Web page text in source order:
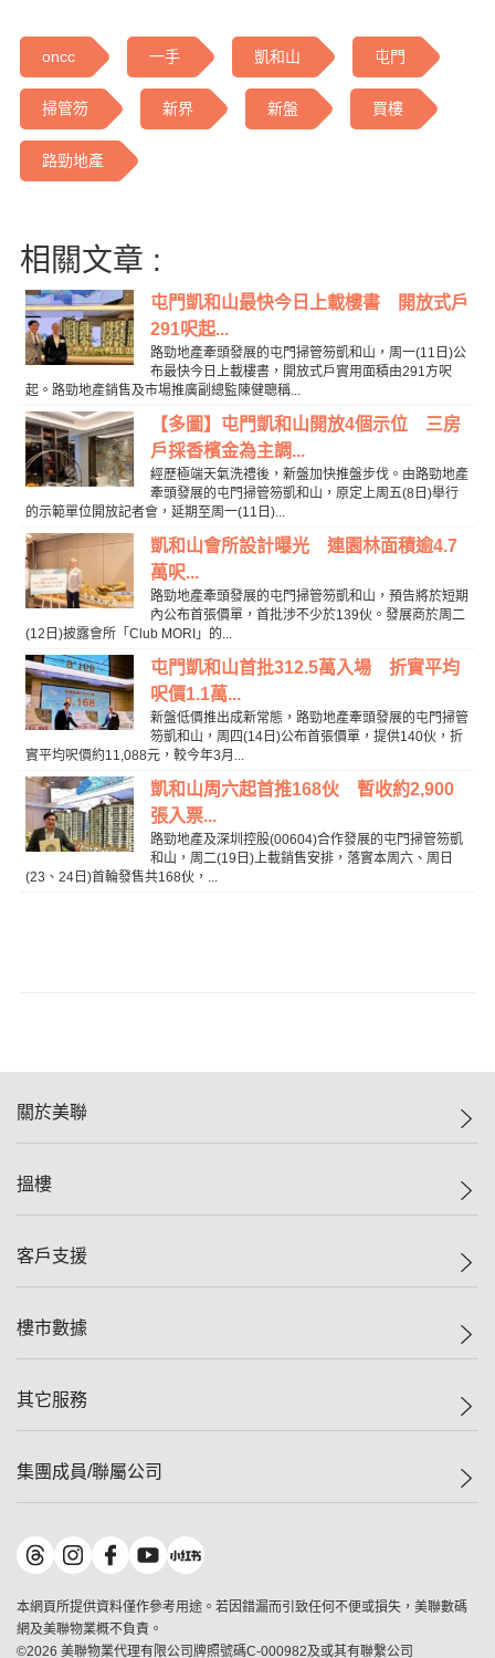
oncc 一手 凱和山 屯門
掃管笏 新界 新盤 買樓
路勁地產
相關文章 :
屯門凱和山最快今日上載樓書 開放式戶
291呎起...
路勁地產牽頭發展的屯門掃管笏凱和山，周一(11日)公
布最快今日上載樓書，開放式戶實用面積由291方呎
起。路勁地產銷售及市場推廣副總監陳健聰稱...
【多圖】屯門凱和山開放4個示位 三房
戶採香檳金為主調...
經歷極端天氣洗禮後，新盤加快推盤步伐。由路勁地產
牽頭發展的屯門掃管笏凱和山，原定上周五(8日)舉行
的示範單位開放記者會，延期至周一(11日)...
凱和山會所設計曝光 連園林面積逾4.7
萬呎...
路勁地產牽頭發展的屯門掃管笏凱和山，預告將於短期
內公布首張價單，首批涉不少於139伙。發展商於周二
(12日)披露會所「Club MORI」的...
屯門凱和山首批312.5萬入場 折實平均
呎價1.1萬...
新盤低價推出成新常態，路勁地產牽頭發展的屯門掃管
笏凱和山，周四(14日)公布首張價單，提供140伙，折
實平均呎價約11,088元，較今年3月...
凱和山周六起首推168伙 暫收約2,900
張入票...
路勁地產及深圳控股(00604)合作發展的屯門掃管笏凱
和山，周二(19日)上載銷售安排，落實本周六、周日
(23、24日)首輪發售共168伙，...
關於美聯
美聯集團
人才招募
搵樓
一手新盤
減價
美聯豪宅
獨家樓盤
租盤
客戶支援
自助放盤
查詢熱線
按揭計算機
負擔能力計算機
轉按計算機
繳款方式
樓市數據
樓價指數
歷史成交
屋苑成交排行榜
地區百科
其它服務
屋苑專頁
美聯精英會
美善會
地產代理管理協會
集團成員/聯屬公司
美聯物業
鋑聯控股*
美聯工商舖*
美聯中國
本網頁所提供資料僅作參考用途。若因錯漏而引致任何不便或損失，美聯數碼
網及美聯物業概不負責。
©2026 美聯物業代理有限公司牌照號碼C-000982及或其有聯繫公司